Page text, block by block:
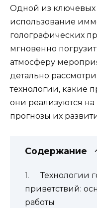
Одной из ключевых
использование
голографических
мгновенно
атмосферу
детально
технологии, какие
они реализуются
прогнозы их
Содержание
Технологии
приветствий:
работы